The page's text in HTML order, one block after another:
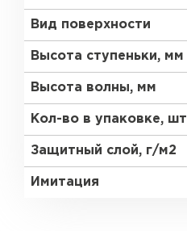
Вид поверхности
Высота ступеньки, мм
Высота волны, мм
Кол-во в упаковке, шт
Защитный слой, г/м2
Имитация